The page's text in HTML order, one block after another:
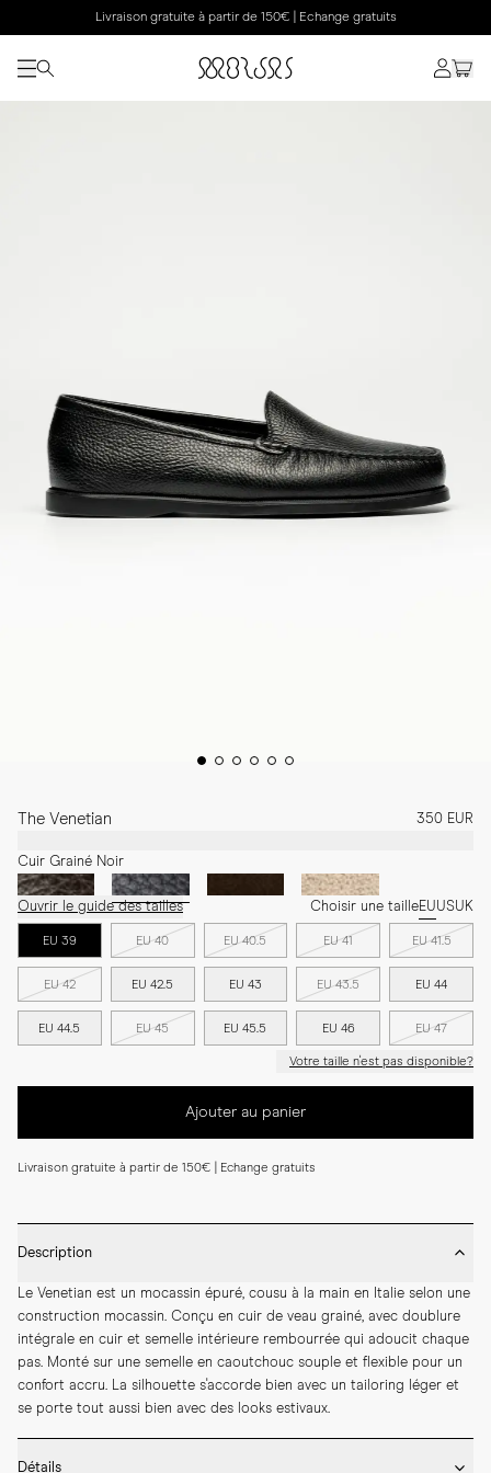
Livraison gratuite à partir de 150€ | Echange gratuits
The Venetian 350 EUR
Cuir Grainé Noir
Ouvrir le guide des tailles Choisir une tailleEUUSUK
EU 39 EU 40 EU 40.5 EU 41 EU 41.5
EU 42 EU 42.5 EU 43 EU 43.5 EU 44
EU 44.5 EU 45 EU 45.5 EU 46 EU 47
Votre taille n'est pas disponible?
Ajouter au panier
Livraison gratuite à partir de 150€ | Echange gratuits
Description
Le Venetian est un mocassin épuré, cousu à la main en Italie selon une
construction mocassin. Conçu en cuir de veau grainé, avec doublure
intégrale en cuir et semelle intérieure rembourrée qui adoucit chaque
pas. Monté sur une semelle en caoutchouc souple et flexible pour un
confort accru. La silhouette s'accorde bien avec un tailoring léger et
se porte tout aussi bien avec des looks estivaux.
Détails